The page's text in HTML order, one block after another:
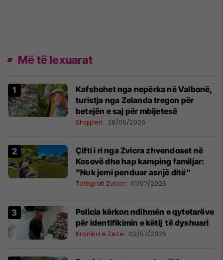
Më të lexuarat
Kafshohet nga nepërka në Valbonë,
turistja nga Zelanda tregon për
betejën e saj për mbijetesë
Shqipëri 28/06/2026
Çifti i ri nga Zvicra zhvendoset në
Kosovë dhe hap kamping familjar:
"Nuk jemi penduar asnjë ditë"
Telegrafi Zvicer 01/07/2026
Policia kërkon ndihmën e qytetarëve
për identifikimin e këtij të dyshuari
Kronika e Zezë 02/07/2026